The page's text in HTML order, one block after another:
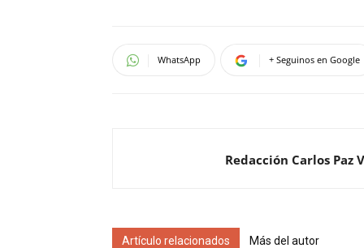
WhatsApp + Seguinos en Google
Redacción Carlos Paz
Artículo relacionados Más del autor